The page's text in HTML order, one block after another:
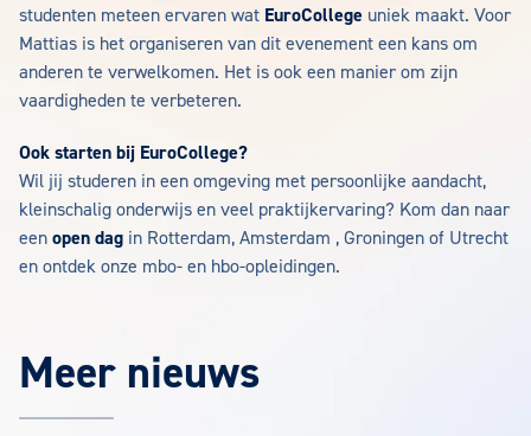
studenten meteen ervaren wat EuroCollege uniek maakt. Voor
Mattias is het organiseren van dit evenement een kans om
anderen te verwelkomen. Het is ook een manier om zijn
vaardigheden te verbeteren.
Ook starten bij EuroCollege?
Wil jij studeren in een omgeving met persoonlijke aandacht,
kleinschalig onderwijs en veel praktijkervaring? Kom dan naar
een open dag in Rotterdam, Amsterdam , Groningen of Utrecht
en ontdek onze mbo- en hbo-opleidingen.
Meer nieuws